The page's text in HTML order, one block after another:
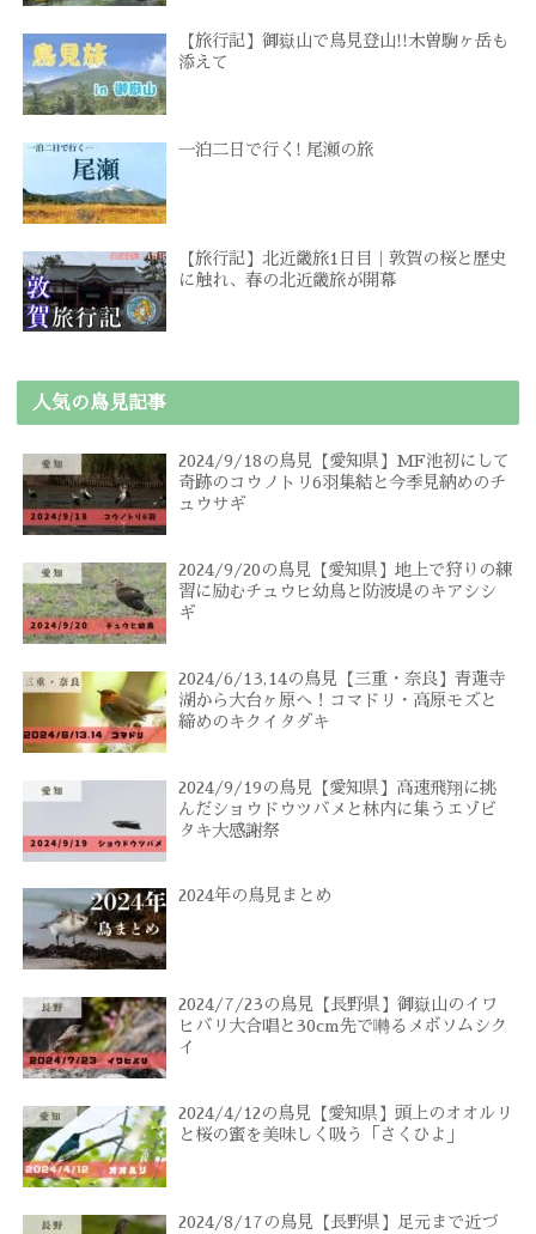
【旅行記】御嶽山で鳥見登山!!木曽駒ヶ岳も
添えて
一泊二日で行く! 尾瀬の旅
【旅行記】北近畿旅1日目｜敦賀の桜と歴史
に触れ、春の北近畿旅が開幕
人気の鳥見記事
2024/9/18の鳥見【愛知県】MF池初にして
奇跡のコウノトリ6羽集結と今季見納めのチ
ュウサギ
2024/9/20の鳥見【愛知県】地上で狩りの練
習に励むチュウヒ幼鳥と防波堤のキアシシ
ギ
2024/6/13,14の鳥見【三重・奈良】青蓮寺
湖から大台ヶ原へ！コマドリ・高原モズと
締めのキクイタダキ
2024/9/19の鳥見【愛知県】高速飛翔に挑
んだショウドウツバメと林内に集うエゾビ
タキ大感謝祭
2024年の鳥見まとめ
2024/7/23の鳥見【長野県】御嶽山のイワ
ヒバリ大合唱と30cm先で囀るメボソムシク
イ
2024/4/12の鳥見【愛知県】頭上のオオルリ
と桜の蜜を美味しく吸う「さくひよ」
2024/8/17の鳥見【長野県】足元まで近づ